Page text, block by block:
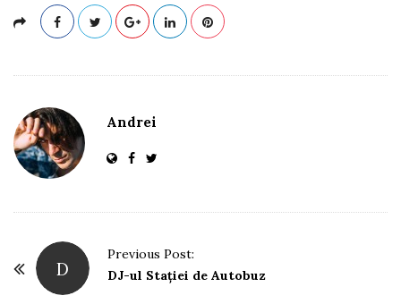
Andrei
D
Previous Post:
DJ-ul Stației de Autobuz